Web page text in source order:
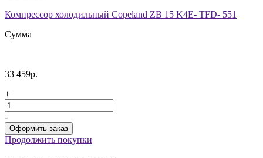
Компрессор холодильный Copeland ZB 15 K4E- TFD- 551
Сумма
33 459р.
+
-
Продолжить покупки